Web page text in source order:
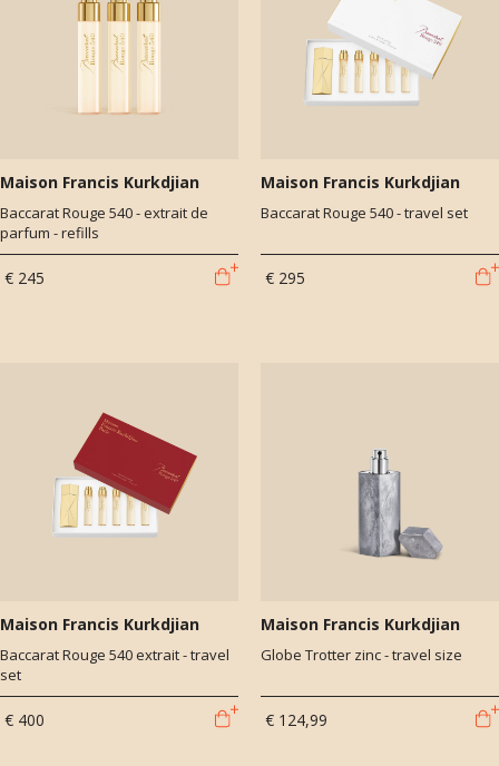
Maison Francis Kurkdjian
Baccarat Rouge 540 - extrait de
parfum - refills
€ 245
Maison Francis Kurkdjian
Baccarat Rouge 540 - travel set
€ 295
Maison Francis Kurkdjian
Baccarat Rouge 540 extrait - travel
set
€ 400
Maison Francis Kurkdjian
Globe Trotter zinc - travel size
€ 124,99